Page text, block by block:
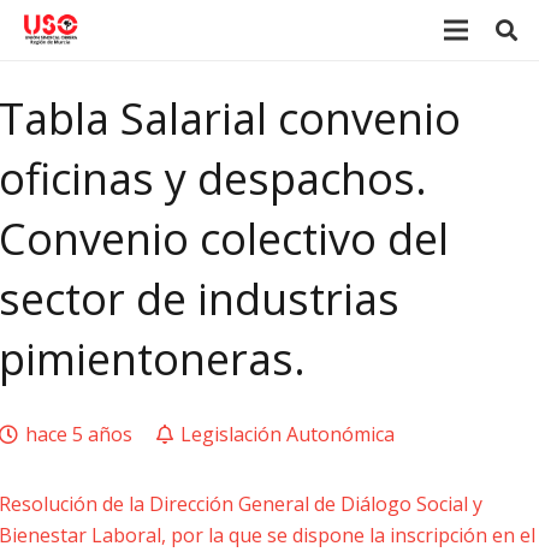
Tabla Salarial convenio
oficinas y despachos.
Convenio colectivo del
sector de industrias
pimientoneras.
hace 5 años Legislación Autonómica
Resolución de la Dirección General de Diálogo Social y
Bienestar Laboral, por la que se dispone la inscripción en el